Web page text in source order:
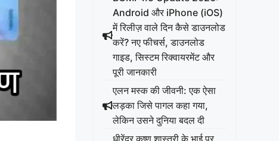
Android और iPhone (iOS)
में रिलीज़ वाले दिन कैसे डाउनलोड
करें? नए फीचर्स, डाउनलोड
गाइड, सिस्टम रिक्वायरमेंट और
पूरी जानकारी
एलन मस्क की जीवनी: एक ऐसा
लड़का जिसे पागल कहा गया,
लेकिन उसने दुनिया बदल दी
धीरेंद्र कृष्ण शास्त्री के भाई पर